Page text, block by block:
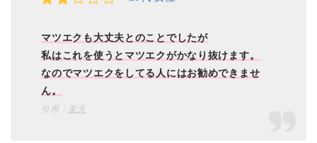
マツエクも大丈夫とのことでしたが
私はこれを使うとマツエクがかなり抜けます。
なのでマツエクをしてる人にはお勧めできませ
ん。
引用： 楽天